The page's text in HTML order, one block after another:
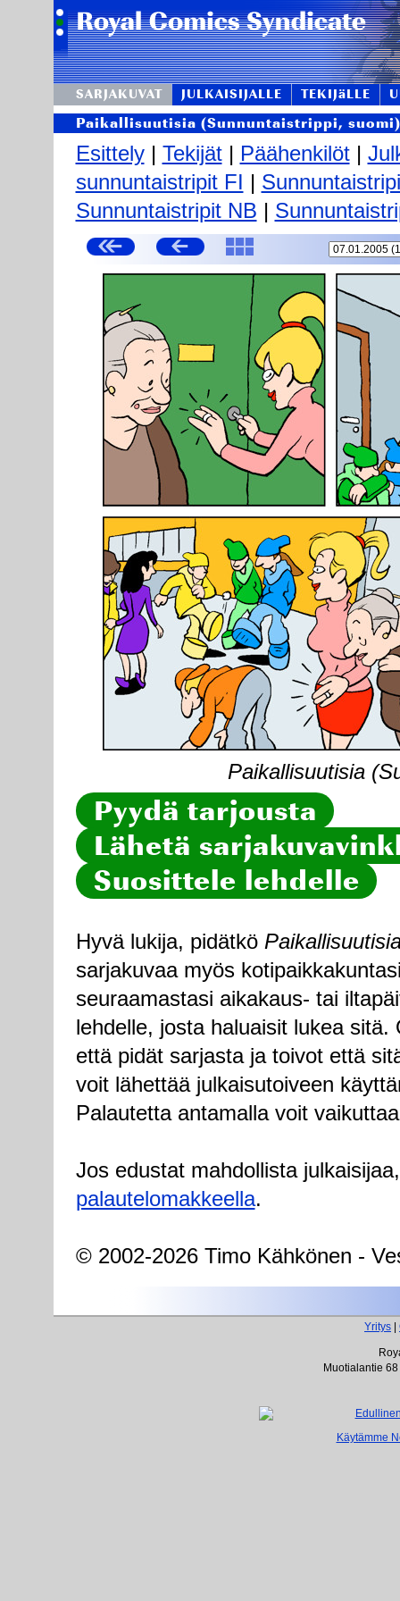
SARJAKUVAT JULKAISIJALLE TEKIJäLLE
Paikallisuutisia (Sunnuntaistrippi, suomi)
Esittely| Tekijät| Päähenkilöt|
sunnuntaistripit FI |
Sunnuntaistripit NB |
Paikallisuutisia
Pyydä tarjousta
Lähetä
Suosittele lehdelle
Hyvä lukija, pidätkö
sarjakuvaa myös
seuraamastasi aikakaus- tai
lehdelle, josta haluaisit lukea
että pidät sarjasta ja toivot että
voit lähettää julkaisutoiveen
Palautetta antamalla voit
Jos edustat mahdollista
palautelomakkeella.
© 2002-2026 Timo Kähkönen -
Yritys
Muotialantie
Käytämme